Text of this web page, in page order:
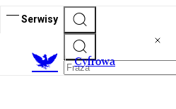
Serwisy
Cyfrowa